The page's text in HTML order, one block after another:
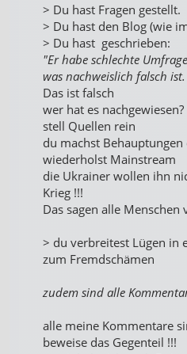
> Du hast Fragen gestellt.
> Du hast den Blog (wie
> Du hast geschrieben:
"Er habe schlechte
was nachweislich falsch ist.
Das ist falsch
wer hat es nachgewiesen?
stell Quellen rein
du machst
wiederholst Mainstream
die Ukrainer wollen ihn
Krieg !!!
Das sagen alle Menschen
> du verbreitest Lügen in
zum Fremdschämen
zudem sind alle
alle meine Kommentare
beweise das Gegenteil !!!